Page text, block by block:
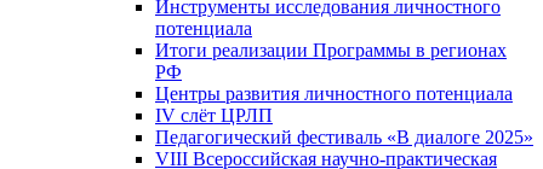
Инструменты исследования личностного
потенциала
Итоги реализации Программы в регионах
РФ
Центры развития личностного потенциала
IV слёт ЦРЛП
Педагогический фестиваль «В диалоге 2025»
VIII Всероссийская научно-практическая